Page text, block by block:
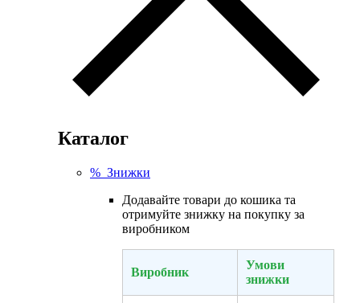
Каталог
% Знижки
Додавайте товари до кошика та
отримуйте знижку на покупку за
виробником
Виробник
Умови
знижки